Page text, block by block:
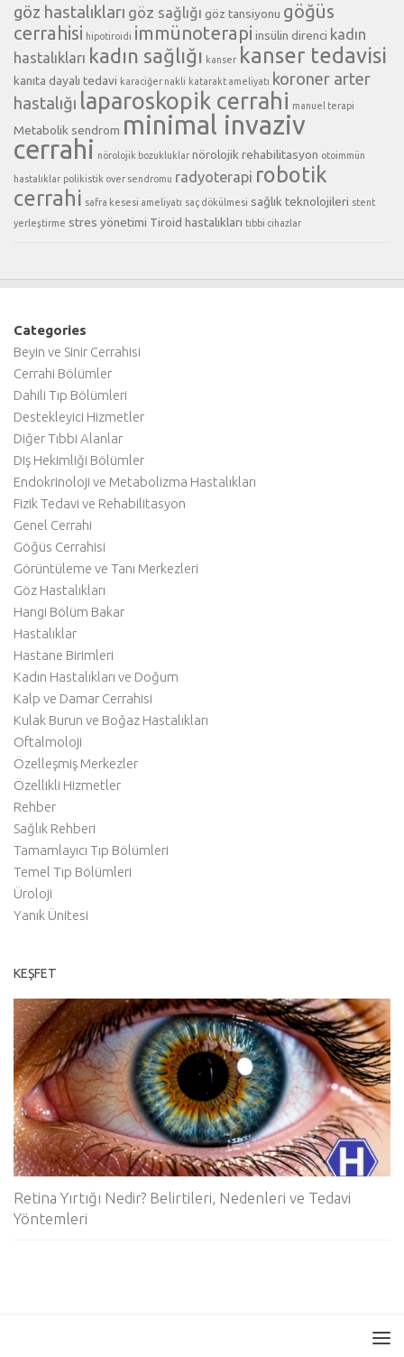
göz hastalıkları göz sağlığı göz tansiyonu göğüs
cerrahisi hipotiroidi immünoterapi insülin direnci kadın
hastalıkları kadın sağlığı kanser kanser tedavisi
kanıta dayalı tedavi karaciğer nakli katarakt ameliyatı koroner arter
hastalığı laparoskopik cerrahi manuel terapi
Metabolik sendrom minimal invaziv
cerrahi nörolojik bozukluklar nörolojik rehabilitasyon otoimmün
hastalıklar polikistik over sendromu radyoterapi robotik
cerrahi safra kesesi ameliyatı saç dökülmesi sağlık teknolojileri stent
yerleştirme stres yönetimi Tiroid hastalıkları tıbbi cihazlar
Categories
Beyin ve Sinir Cerrahisi
Cerrahi Bölümler
Dahili Tıp Bölümleri
Destekleyici Hizmetler
Diğer Tıbbi Alanlar
Diş Hekimliği Bölümler
Endokrinoloji ve Metabolizma Hastalıkları
Fizik Tedavi ve Rehabilitasyon
Genel Cerrahi
Göğüs Cerrahisi
Görüntüleme ve Tanı Merkezleri
Göz Hastalıkları
Hangi Bölüm Bakar
Hastalıklar
Hastane Birimleri
Kadın Hastalıkları ve Doğum
Kalp ve Damar Cerrahisi
Kulak Burun ve Boğaz Hastalıkları
Oftalmoloji
Özelleşmiş Merkezler
Özellikli Hizmetler
Rehber
Sağlık Rehberi
Tamamlayıcı Tıp Bölümleri
Temel Tıp Bölümleri
Üroloji
Yanık Ünitesi
KEŞFET
Retina Yırtığı Nedir? Belirtileri, Nedenleri ve Tedavi
Yöntemleri